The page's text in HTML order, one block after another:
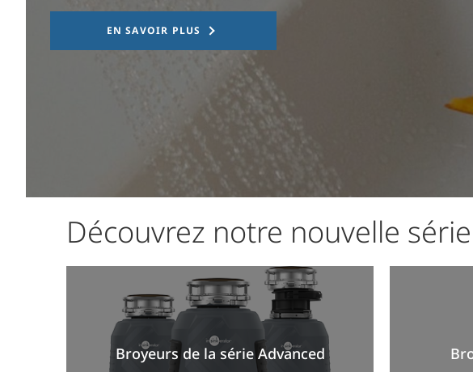
EN SAVOIR PLUS
Découvrez notre nouvelle
Broyeurs de la série Advanced